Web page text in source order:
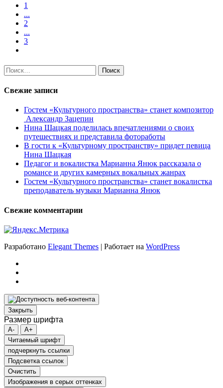
1
...
2
...
3
Найти:
Свежие записи
Гостем «Культурного пространства» станет композитор
Александр Зацепин
Нина Шацкая поделилась впечатлениями о своих
путешествиях и представила фотоработы
В гости к «Культурному пространству» придет певица
Нина Шацкая
Педагог и вокалистка Марианна Янюк рассказала о
романсе и других камерных вокальных жанрах
Гостем «Культурного пространства» станет вокалистка
преподаватель музыки Марианна Янюк
Свежие комментарии
Разработано Elegant Themes | Работает на WordPress
Закрыть
Размер шрифта
A-
A+
Читаемый шрифт
подчеркнуть ссылки
Подсветка ссылок
Очистить
Изображения в серых оттенках